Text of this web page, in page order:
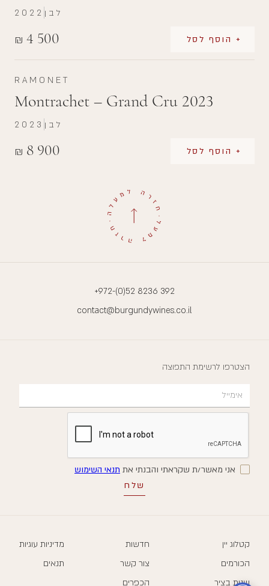
₪ 4 500 + הוסף לסל
2022 לבן
RAMONET
Montrachet – Grand Cru 2023
₪ 8 900 + הוסף לסל
2023 לבן
+972-(0)52 8236 392
contact@burgundywines.co.il
הצטרפו לרשימת התפוצה
אני מאשר/ת שקראתי והבנתי את תנאי השימוש
קטלוג יין
הכורמים
שנות בציר
חדשות
צור קשר
הכפרים
מדיניות עוגיות
תנאים